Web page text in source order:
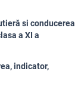
ieră si conducerea
a XI a
indicator,